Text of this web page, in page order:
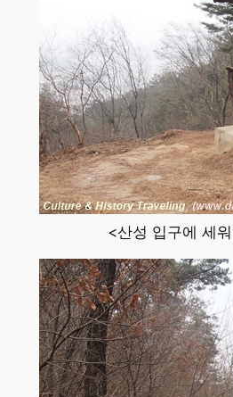
<산성 입구에 세